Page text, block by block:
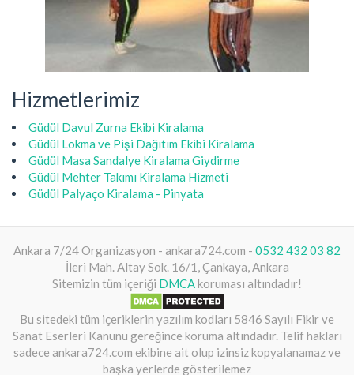
Hizmetlerimiz
Güdül Davul Zurna Ekibi Kiralama
Güdül Lokma ve Pişi Dağıtım Ekibi Kiralama
Güdül Masa Sandalye Kiralama Giydirme
Güdül Mehter Takımı Kiralama Hizmeti
Güdül Palyaço Kiralama - Pinyata
Ankara 7/24 Organizasyon - ankara724.com - 0532 432 03 82
İleri Mah. Altay Sok. 16/1, Çankaya, Ankara
Sitemizin tüm içeriği DMCAkoruması altındadır!
Bu sitedeki tüm içeriklerin yazılım kodları 5846 Sayılı Fikir ve
Sanat Eserleri Kanunu gereğince koruma altındadır. Telif hakları
sadece ankara724.com ekibine ait olup izinsiz kopyalanamaz ve
başka yerlerde gösterilemez